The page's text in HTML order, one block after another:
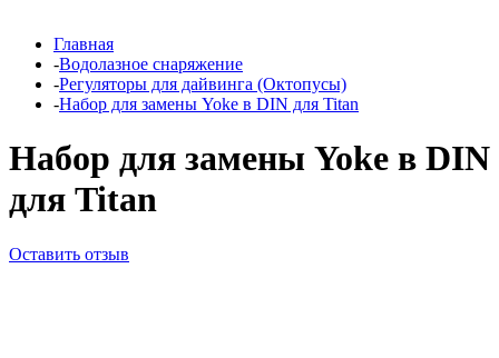
Главная
-Водолазное снаряжение
-Регуляторы для дайвинга (Октопусы)
-Набор для замены Yoke в DIN для Titan
Набор для замены Yoke в DIN
для Titan
Оставить отзыв